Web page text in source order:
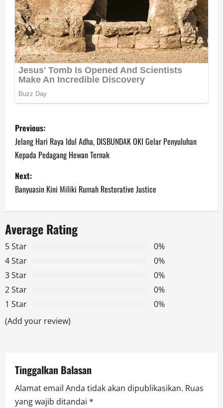
P
o
s
t
n
a
v
i
g
a
o
n
Previous:
Jelang Hari Raya Idul Adha, DISBUNDAK OKI Gelar Penyuluhan
Kepada Pedagang Hewan Ternak
Next:
Banyuasin Kini Miliki Rumah Restorative Justice
Average Rating
5 Star
0%
4 Star
0%
3 Star
0%
2 Star
0%
1 Star
0%
(Add your review)
Tinggalkan Balasan
Alamat email Anda tidak akan dipublikasikan. Ruas
yang wajib ditandai *